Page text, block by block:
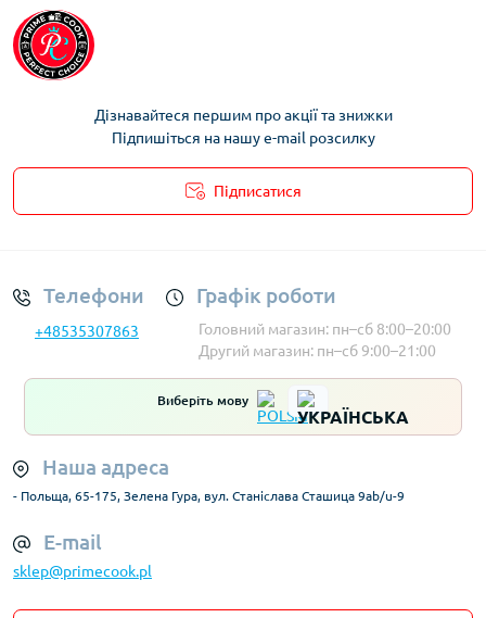
Дізнавайтеся першим про акції та знижки
Підпишіться на нашу e-mail розсилку
Підписатися
Телефони
+48535307863
Графік роботи
Головний магазин: пн–сб 8:00–20:00
Другий магазин: пн–сб 9:00–21:00
Виберіть мову
Наша адреса
- Польща, 65-175, Зелена Гура, вул. Станіслава Сташица 9ab/u-9
E-mail
sklep@primecook.pl